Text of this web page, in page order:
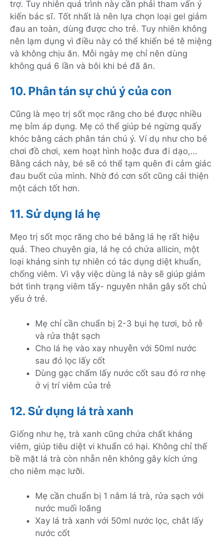
trợ. Tuy nhiên quá trình này cần phải tham vấn ý
kiến bác sĩ. Tốt nhất là nên lựa chọn loại gel giảm
đau an toàn, dùng được cho trẻ. Tuy nhiên không
nên lạm dụng vì điều này có thể khiến bé tê miệng
và không chịu ăn. Mỗi ngày mẹ chỉ nên dùng
không quá 6 lần và bôi khi bé đã ăn.
10. Phân tán sự chú ý của con
Cũng là mẹo trị sốt mọc răng cho bé được nhiều
mẹ bỉm áp dụng. Mẹ có thể giúp bé ngừng quấy
khóc bằng cách phân tán chú ý. Ví dụ như cho bé
chơi đồ chơi, xem hoạt hình hoặc đưa đi dạo,…
Bằng cách này, bé sẽ có thể tạm quên đi cảm giác
đau buốt của mình. Nhờ đó cơn sốt cũng cải thiện
một cách tốt hơn.
11. Sử dụng lá hẹ
Mẹo trị sốt mọc răng cho bé bằng lá hẹ rất hiệu
quả. Theo chuyên gia, lá hẹ có chứa allicin, một
loại kháng sinh tự nhiên có tác dụng diệt khuẩn,
chống viêm. Vì vậy việc dùng lá này sẽ giúp giảm
bớt tình trạng viêm tấy- nguyên nhân gây sốt chủ
yếu ở trẻ.
Mẹ chỉ cần chuẩn bị 2-3 bụi hẹ tươi, bỏ rễ
và rửa thật sạch
Cho lá hẹ vào xay nhuyễn với 50ml nước
sau đó lọc lấy cốt
Dùng gạc chấm lấy nước cốt sau đó rơ nhẹ
ở vị trí viêm của trẻ
12. Sử dụng lá trà xanh
Giống như hẹ, trà xanh cũng chứa chất kháng
viêm, giúp tiêu diệt vi khuẩn có hại. Không chỉ thế
bề mặt lá trà còn nhẵn nên không gây kích ứng
cho niêm mạc lưỡi.
Mẹ cần chuẩn bị 1 nắm lá trà, rửa sạch với
nước muối loãng
Xay lá trà xanh với 50ml nước lọc, chắt lấy
nước cốt